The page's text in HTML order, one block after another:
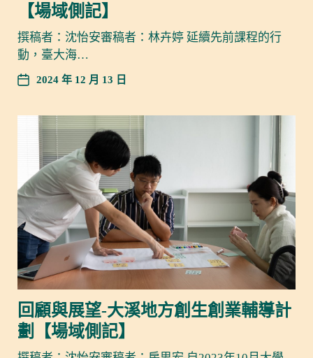
【場域側記】
撰稿者：沈怡安審稿者：林卉婷 延續先前課程的行
動，臺大海…
2024 年 12 月 13 日
回顧與展望-大溪地方創生創業輔導計
劃【場域側記】